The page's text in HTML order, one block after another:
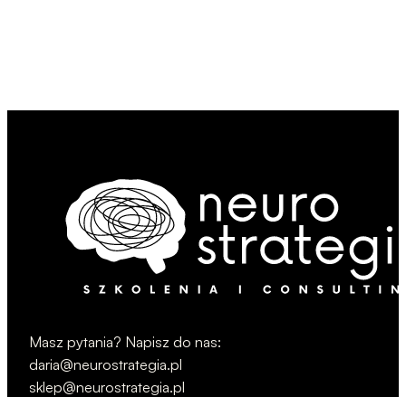
Masz pytania? Napisz do nas:
daria@neurostrategia.pl
sklep@neurostrategia.pl